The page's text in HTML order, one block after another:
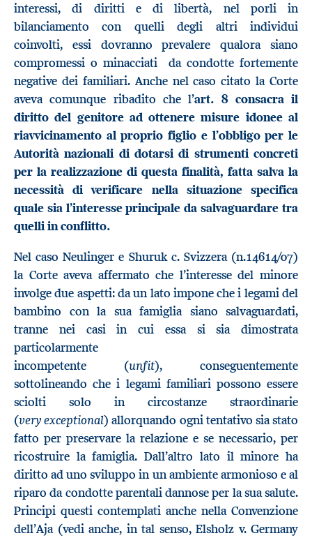
interessi, di diritti e di libertà, nel porli in
bilanciamento con quelli degli altri individui
coinvolti, essi dovranno prevalere qualora siano
compromessi o minacciati da condotte fortemente
negative dei familiari. Anche nel caso citato la Corte
aveva comunque ribadito che l’art. 8 consacra il
diritto del genitore ad ottenere misure idonee al
riavvicinamento al proprio figlio e l’obbligo per le
Autorità nazionali di dotarsi di strumenti concreti
per la realizzazione di questa finalità, fatta salva la
necessità di verificare nella situazione specifica
quale sia l’interesse principale da salvaguardare tra
quelli in conflitto.
Nel caso Neulinger e Shuruk c. Svizzera (n.14614/07)
la Corte aveva affermato che l’interesse del minore
involge due aspetti: da un lato impone che i legami del
bambino con la sua famiglia siano salvaguardati,
tranne nei casi in cui essa si sia dimostrata
particolarmente
incompetente (unfit), conseguentemente
sottolineando che i legami familiari possono essere
sciolti solo in circostanze straordinarie
(very exceptional) allorquando ogni tentativo sia stato
fatto per preservare la relazione e se necessario, per
ricostruire la famiglia. Dall’altro lato il minore ha
diritto ad uno sviluppo in un ambiente armonioso e al
riparo da condotte parentali dannose per la sua salute.
Principi questi contemplati anche nella Convenzione
dell’Aja (vedi anche, in tal senso, Elsholz v. Germany